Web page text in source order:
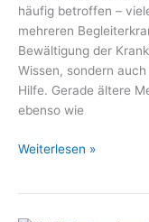
häufig betroffen –
mehreren
Bewältigung der
Wissen, sondern
Hilfe. Gerade ältere
ebenso wie
Mit
Weiterlesen »